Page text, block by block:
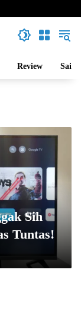
Review Sains
Sih
Tuntas!